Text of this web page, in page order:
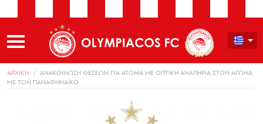
ΑΡΧΙΚΗ
ΑΝΑΚΟΙΝΩΣΗ ΘΕΣΕΩΝ ΓΙΑ ΑΤΟΜΑ ΜΕ ΟΠΤΙΚΗ ΑΝΑΠΗΡΙΑ ΣΤΟΝ ΑΓΩΝΑ
ΜΕ ΤΟΝ ΠΑΝΑΘΗΝΑΪΚΟ